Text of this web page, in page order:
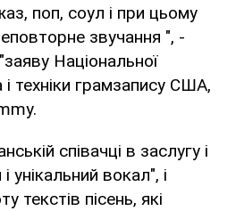
поп, соул і при цьому
звучання ", -
Національної
і техніки грамзапису США,
співачці в заслугу і
унікальний вокал", і
текстів пісень, які